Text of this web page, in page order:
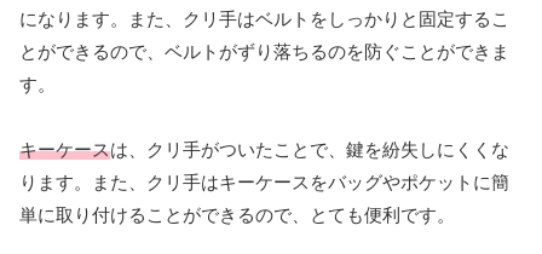
になります。また、クリ手はベルトをしっかりと固定するこ
とができるので、ベルトがずり落ちるのを防ぐことができま
す。
キーケースは、クリ手がついたことで、鍵を紛失しにくくな
ります。また、クリ手はキーケースをバッグやポケットに簡
単に取り付けることができるので、とても便利です。